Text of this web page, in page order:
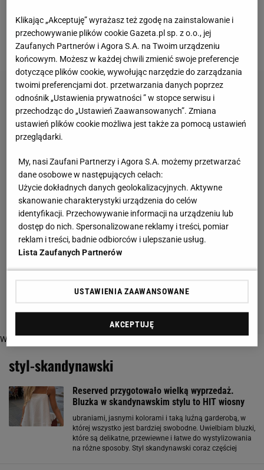
50-tko, te buty od Lasockiego to mięciutki wybór
na jesień
styl-skandynawski
Reserved przygotowało wielką wyprzedaż.
Bluzka w skandynawskim stylu to HIT wiosny
ubraniami, jasnymi kolorami i taką luźną garderobą, w
której wszystko jest bardziej swobodne. Uwielbiam bluzki,
które są delikatne, przewiewne i łatwe do wystylizowania
na różne sposoby. Styl skandynawski coraz częściej
Klikając „Akceptuję” wyrażasz też zgodę na zainstalowanie i
przechowywanie plików cookie Gazeta.pl sp. z o.o., jej
Zaufanych Partnerów i Agora S.A. na Twoim urządzeniu
końcowym. Możesz w każdej chwili zmienić swoje preferencje
dotyczące plików cookie, wywołując narzędzie do zarządzania
twoimi preferencjami dot. przetwarzania danych poprzez
odnośnik „Ustawienia prywatności ” w stopce serwisu i
przechodząc do „Ustawień Zaawansowanych”. Zmiana
ustawień plików cookie możliwa jest także za pomocą ustawień
przeglądarki.
My, nasi Zaufani Partnerzy i Agora S.A. możemy przetwarzać
dane osobowe w następujących celach:
Użycie dokładnych danych geolokalizacyjnych. Aktywne
skanowanie charakterystyki urządzenia do celów
identyfikacji. Przechowywanie informacji na urządzeniu lub
dostęp do nich. Spersonalizowane reklamy i treści, pomiar
reklam i treści, badnie odbiorców i ulepszanie usług.
Lista Zaufanych Partnerów
USTAWIENIA ZAAWANSOWANE
AKCEPTUJĘ